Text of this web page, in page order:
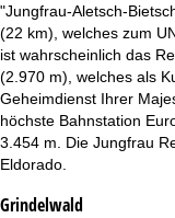
i
t
e
"Jungfrau-Aletsch-
(22 km), welches zum
ist wahrscheinlich das
(2.970 m), welches als
Geheimdienst Ihrer
höchste Bahnstation
3.454 m. Die Jungfrau
Eldorado.
Grindelwald